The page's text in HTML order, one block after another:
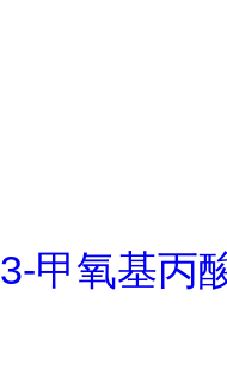
3-甲氧基丙